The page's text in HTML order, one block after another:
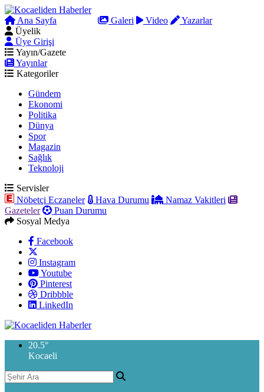
Ana Sayfa Galeri Video
Yazarlar
Üyelik
Üye Girişi
Yayın/Gazete
Yayınlar
Kategoriler
Gündem
Ekonomi
Politika
Dünya
Spor
Magazin
Sağlık
Teknoloji
Servisler
Nöbetçi Eczaneler
Hava Durumu
Namaz Vakitleri
Gazeteler
Puan Durumu
Sosyal Medya
Facebook
Instagram
Youtube
Pinterest
Dribbble
LinkedIn
20.5°
Kocaeli